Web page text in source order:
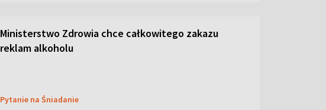
Ministerstwo Zdrowia chce całkowitego zakazu
reklam alkoholu
Pytanie na Śniadanie